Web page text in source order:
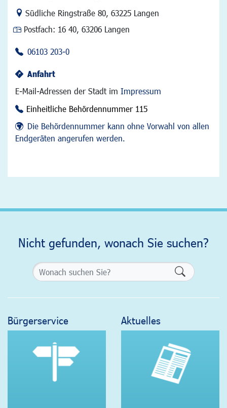
Link zur Google-Maps Navigation
Südliche Ringstraße 80, 63225 Langen
Postfach: 16 40, 63206 Langen
06103 203-0
Anfahrt
E-Mail-Adressen der Stadt im Impressum
Einheitliche Behördennummer 115
Die Behördennummer kann ohne Vorwahl von allen
Endgeräten angerufen werden.
Nicht gefunden, wonach Sie suchen?
Bürgerservice Aktuelles